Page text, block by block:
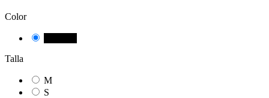
Color
Talla
M
S